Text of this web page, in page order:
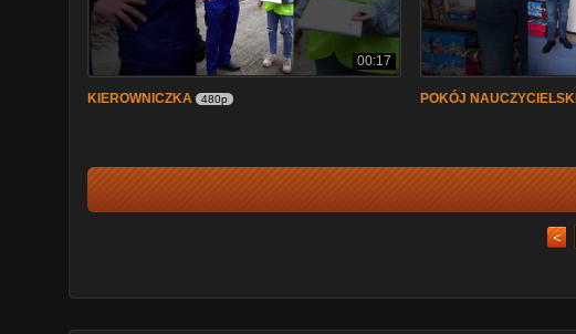
00:17
KIEROWNICZKA 480p POKÓJ NAUCZYCIELSKI